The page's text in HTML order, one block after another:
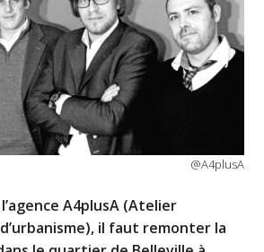
@A4plusA
A4plusA (Atelier
il faut remonter la